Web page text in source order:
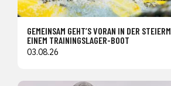
GEMEINSAM GEHT’S VORAN IN DER
EINEM TRAININGSLAGER-BOOT
03.08.26